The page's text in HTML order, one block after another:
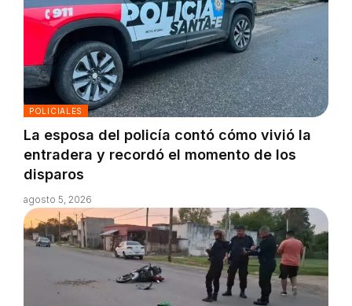
POLICIALES
La esposa del policía contó cómo vivió la
entradera y recordó el momento de los
disparos
agosto 5, 2026